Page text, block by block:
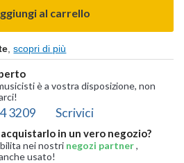
al carrello
,scopri di più
è a vostra disposizione, non
3209 Scrivici
in un vero negozio?
nei nostri negozi partner,
usato!